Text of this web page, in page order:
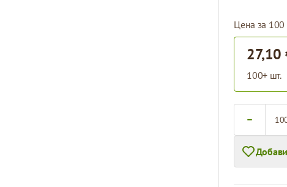
Цена за 100
27,10
100+ шт.